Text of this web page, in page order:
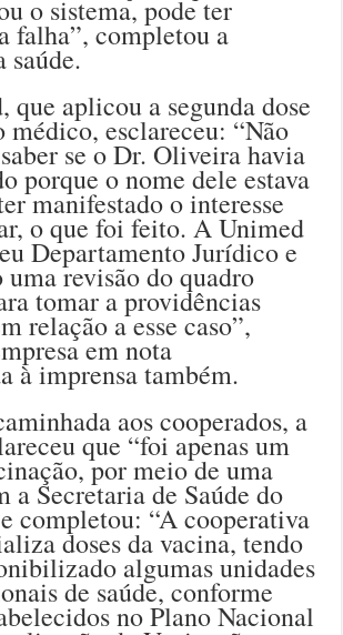
o sistema, pode ter
falha”, completou a
saúde.
que aplicou a segunda dose
médico, esclareceu: “Não
se o Dr. Oliveira havia
porque o nome dele estava
manifestado o interesse
o que foi feito. A Unimed
Departamento Jurídico e
uma revisão do quadro
tomar a providências
relação a esse caso”,
em nota
à imprensa também.
aos cooperados, a
que “foi apenas um
por meio de uma
a Secretaria de Saúde do
completou: “A cooperativa
doses da vacina, tendo
algumas unidades
de saúde, conforme
no Plano Nacional